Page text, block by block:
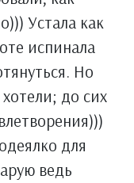
Устала как
испинала
Но
до сих
для
ведь